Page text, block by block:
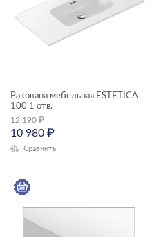
ESTETICA
Раковина мебельная ESTETICA
100 1 отв.
12 190₽
10 980 ₽
Сравнить